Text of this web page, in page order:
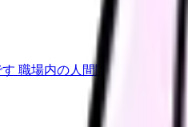
職場内の人間関係が辛くて、